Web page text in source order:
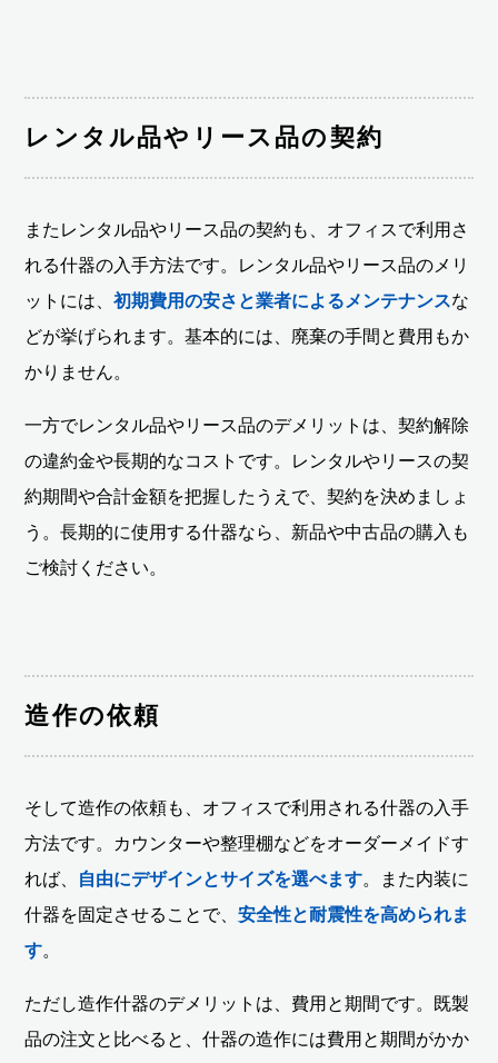
レンタル品やリース品の契約
またレンタル品やリース品の契約も、オフィスで利用さ
れる什器の入手方法です。レンタル品やリース品のメリ
ットには、初期費用の安さと業者によるメンテナンスな
どが挙げられます。基本的には、廃棄の手間と費用もか
かりません。
一方でレンタル品やリース品のデメリットは、契約解除
の違約金や長期的なコストです。レンタルやリースの契
約期間や合計金額を把握したうえで、契約を決めましょ
う。長期的に使用する什器なら、新品や中古品の購入も
ご検討ください。
造作の依頼
そして造作の依頼も、オフィスで利用される什器の入手
方法です。カウンターや整理棚などをオーダーメイドす
れば、 自由にデザインとサイズを選べます。また内装に
什器を固定させることで、安全性と耐震性を高められま
す。
ただし造作什器のデメリットは、費用と期間です。既製
品の注文と比べると、什器の造作には費用と期間がかか